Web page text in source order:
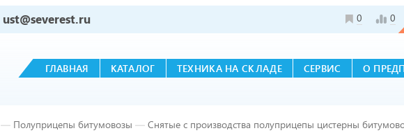
ust@severest.ru 0 0
ГЛАВНАЯ КАТАЛОГ ТЕХНИКА НА СКЛАДЕ СЕРВИС О
— Полуприцепы битумовозы — Снятые с производства полуприцепы цистерны